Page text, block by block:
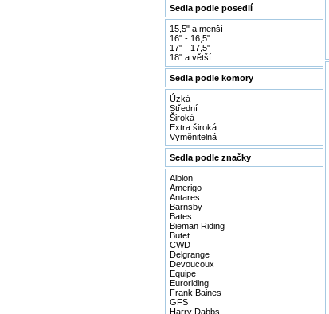
Sedla podle posedlí
15,5" a menší
16" - 16,5"
17" - 17,5"
18" a větší
Sedla podle komory
Úzká
Střední
Široká
Extra široká
Vyměnitelná
Sedla podle značky
Albion
Amerigo
Antares
Barnsby
Bates
Bieman Riding
Butet
CWD
Delgrange
Devoucoux
Equipe
Euroriding
Frank Baines
GFS
Harry Dabbs